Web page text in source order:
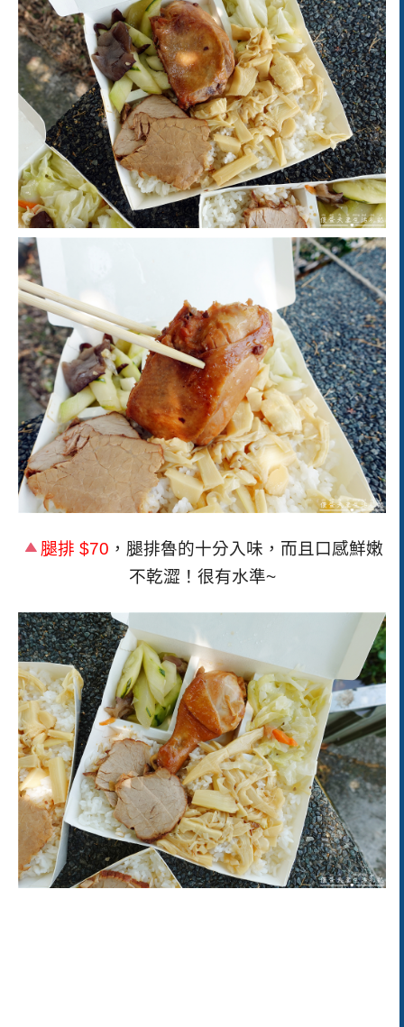
腿排 $70 ，腿排魯的十分入味，而且口感鮮嫩
不乾澀！很有水準~